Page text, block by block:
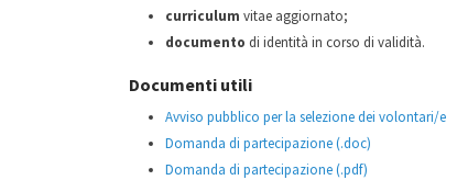
abbiano prestato servizio civile
curriculum vitae aggiornato;
documento di identità in corso di validità.
Documenti utili
Avviso pubblico per la selezione dei volontari/e
Domanda di partecipazione (.doc)
Domanda di partecipazione (.pdf)